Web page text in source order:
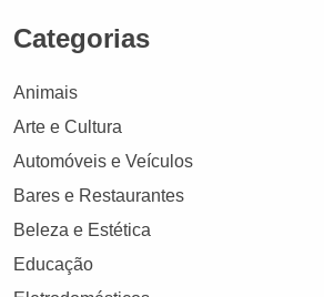
Categorias
Animais
Arte e Cultura
Automóveis e Veículos
Bares e Restaurantes
Beleza e Estética
Educação